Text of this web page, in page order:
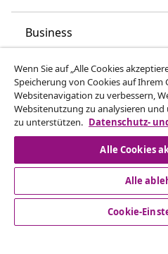
Business
vidaXL
Mehr entdecken
© 2008-2026 vidaXL
Wenn Sie auf „Alle Cookies
Speicherung von Cookies auf Ihrem
Websitenavigation zu verbessern,
Websitenutzung zu analysieren
zu unterstützen. Datenschutz-
Alle Cookies
Alle
Cookie-